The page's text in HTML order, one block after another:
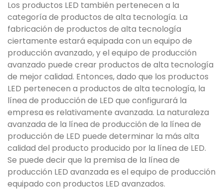
Los productos LED también pertenecen a la
categoría de productos de alta tecnología. La
fabricación de productos de alta tecnología
ciertamente estará equipada con un equipo de
producción avanzado, y el equipo de producción
avanzado puede crear productos de alta tecnología
de mejor calidad. Entonces, dado que los productos
LED pertenecen a productos de alta tecnología, la
línea de producción de LED que configurará la
empresa es relativamente avanzada. La naturaleza
avanzada de la línea de producción de la línea de
producción de LED puede determinar la más alta
calidad del producto producido por la línea de LED.
Se puede decir que la premisa de la línea de
producción LED avanzada es el equipo de producción
equipado con productos LED avanzados.